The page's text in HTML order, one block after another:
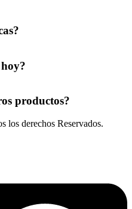
productos?
los derechos Reservados.